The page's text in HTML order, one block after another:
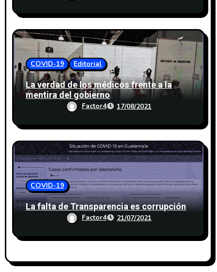
COVID-19 Editorial
La verdad de los médicos frente a la
mentira del gobierno
Factor4 17/08/2021
COVID-19
La falta de Transparencia es corrupción
Factor4 21/07/2021